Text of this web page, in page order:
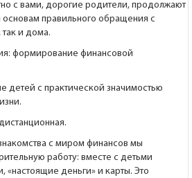
с вами, дорогие родители, продолжают
основам правильного обращения с
так и дома.
формирование финансовой
детей с практической значимостью
с миром финансов мы
работу: вместе с детьми
«настоящие деньги» и карты. Это